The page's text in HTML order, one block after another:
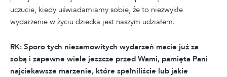
uczucie, kiedy uświadamiamy sobie, że to niezwykłe
wydarzenie w życiu dziecka jest naszym udziałem.
RK: Sporo tych niesamowitych wydarzeń macie już za
sobą i zapewne wiele jeszcze przed Wami, pamięta Pani
najciekawsze marzenie, które spełniliście lub jakie